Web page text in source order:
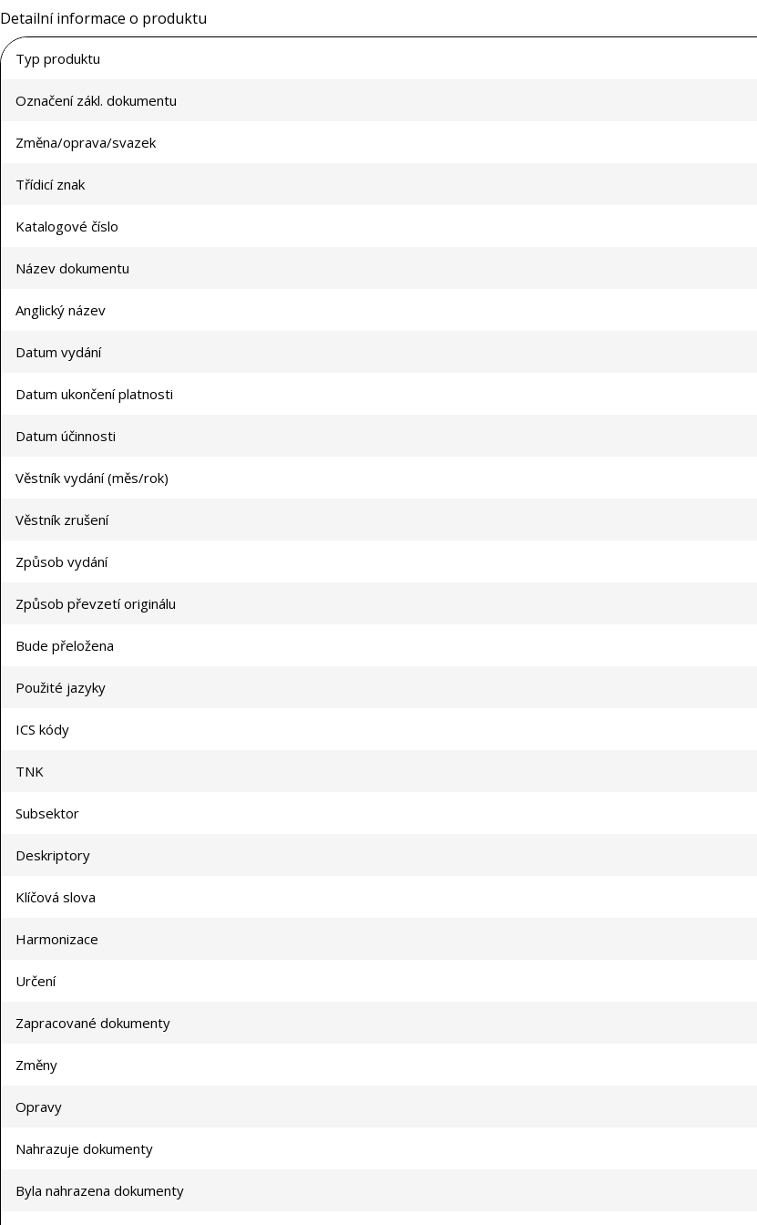
Detailní informace o produktu
Typ produktu
Označení zákl. dokumentu
Změna/oprava/svazek
Třídicí znak
Katalogové číslo
Název dokumentu
Anglický název
Datum vydání
Datum ukončení platnosti
Datum účinnosti
Věstník vydání (měs/rok)
Věstník zrušení
Způsob vydání
Způsob převzetí originálu
Bude přeložena
Použité jazyky
ICS kódy
TNK
Subsektor
Deskriptory
Klíčová slova
Harmonizace
Určení
Zapracované dokumenty
Změny
Opravy
Nahrazuje dokumenty
Byla nahrazena dokumenty